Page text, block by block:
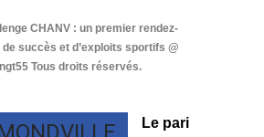
CHANV : un premier rendez-
succès et d’exploits sportifs @
Tous droits réservés.
Le pari